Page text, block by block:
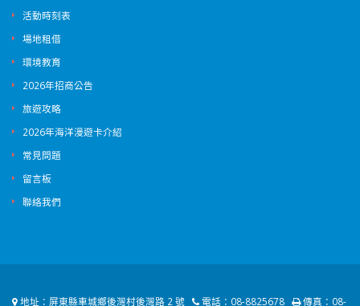
活動時刻表
場地租借
環境教育
2026年招商公告
旅遊攻略
2026年海洋漫遊卡介紹
常見問題
留言板
聯絡我們
地址： 屏東縣車城鄉後灣村後灣路 2 號 電話： 08-8825678 傳真： 08-